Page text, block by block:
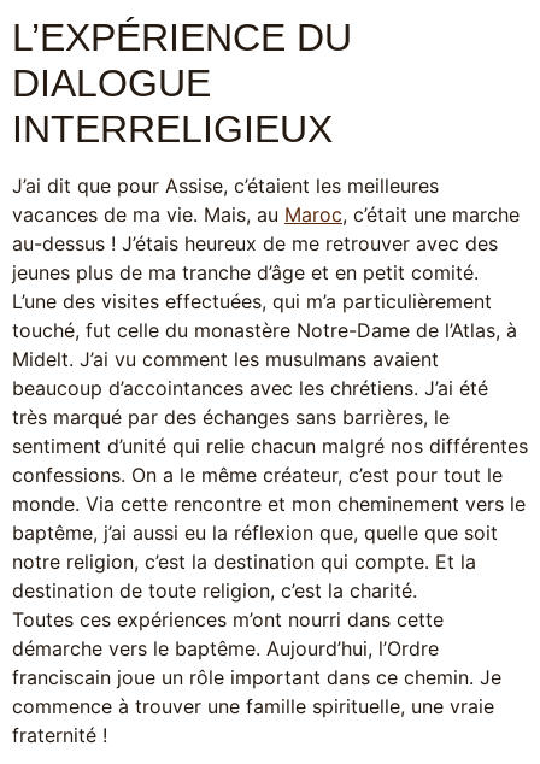
L’EXPÉRIENCE DU
DIALOGUE
INTERRELIGIEUX
J’ai dit que pour Assise, c’étaient les meilleures
vacances de ma vie. Mais, au Maroc, c’était une marche
au-dessus ! J’étais heureux de me retrouver avec des
jeunes plus de ma tranche d’âge et en petit comité.
L’une des visites effectuées, qui m’a particulièrement
touché, fut celle du monastère Notre-Dame de l’Atlas, à
Midelt. J’ai vu comment les musulmans avaient
beaucoup d’accointances avec les chrétiens. J’ai été
très marqué par des échanges sans barrières, le
sentiment d’unité qui relie chacun malgré nos différentes
confessions. On a le même créateur, c’est pour tout le
monde. Via cette rencontre et mon cheminement vers le
baptême, j’ai aussi eu la réflexion que, quelle que soit
notre religion, c’est la destination qui compte. Et la
destination de toute religion, c’est la charité.
Toutes ces expériences m’ont nourri dans cette
démarche vers le baptême. Aujourd’hui, l’Ordre
franciscain joue un rôle important dans ce chemin. Je
commence à trouver une famille spirituelle, une vraie
fraternité !